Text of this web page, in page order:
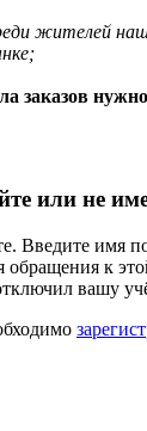
жителей
заказов нужно
или не
Введите имя
обращения к
вашу